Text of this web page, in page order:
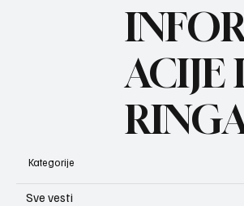
ACIJE
Kategorije
Sve vesti